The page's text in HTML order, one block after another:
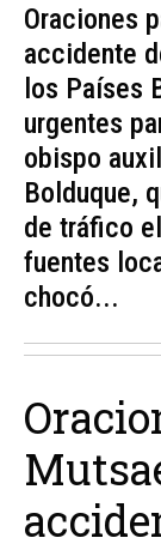
Oraciones
accidente
los Países
urgentes
obispo
Bolduque,
de tráfico
fuentes
chocó...